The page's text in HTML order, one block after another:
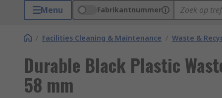
Menu Fabrikantnummer
/ Facilities Cleaning & Maintenance / Waste &
Durable Black Plastic
58 mm